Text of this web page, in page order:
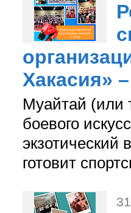
Хакасия»
Муайтай (или
боевого
экзотический
готовит